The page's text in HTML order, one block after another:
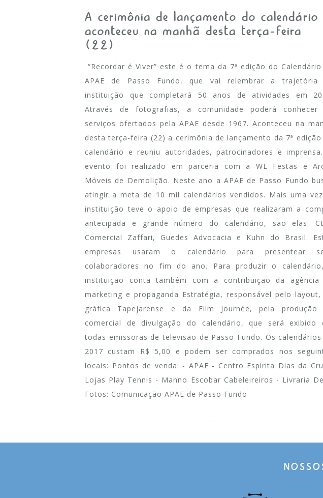
A cerimônia de lançamento do calendário
aconteceu na manhã desta terça-feira
(22)
“Recordar é Viver” este é o tema da 7ª edição do Calendário
APAE de Passo Fundo, que vai relembrar a trajetória
instituição que completará 50 anos de atividades em
Através de fotografias, a comunidade poderá conhecer
serviços ofertados pela APAE desde 1967. Aconteceu na
desta terça-feira (22) a cerimônia de lançamento da 7ª edição
calendário e reuniu autoridades, patrocinadores e
evento foi realizado em parceria com a WL Festas e
Móveis de Demolição. Neste ano a APAE de Passo Fundo
atingir a meta de 10 mil calendários vendidos. Mais uma
instituição teve o apoio de empresas que realizaram a
antecipada e grande número do calendário, são elas:
Comercial Zaffari, Guedes Advocacia e Kuhn do Brasil.
empresas usaram o calendário para presentear
colaboradores no fim do ano. Para produzir o
instituição conta também com a contribuição da agência
marketing e propaganda Estratégia, responsável pelo layout,
gráfica Tapejarense e da Film Journée, pela produção
comercial de divulgação do calendário, que será exibido
todas emissoras de televisão de Passo Fundo. Os calendários
2017 custam R$ 5,00 e podem ser comprados nos
locais: Pontos de venda: - APAE - Centro Espírita Dias da
Lojas Play Tennis - Manno Escobar Cabeleireiros - Livraria
Fotos: Comunicação APAE de Passo Fundo